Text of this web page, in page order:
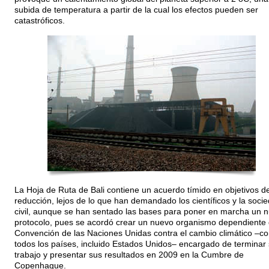
subida de temperatura a partir de la cual los efectos pueden ser
catastróficos.
La Hoja de Ruta de Bali contiene un acuerdo tímido en objetivos
reducción, lejos de lo que han demandado los científicos y la
civil, aunque se han sentado las bases para poner en marcha un
protocolo, pues se acordó crear un nuevo organismo dependiente
Convención de las Naciones Unidas contra el cambio climático
todos los países, incluido Estados Unidos– encargado de terminar
trabajo y presentar sus resultados en 2009 en la Cumbre de
Copenhague.